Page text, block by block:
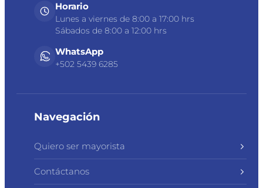
Horario
Lunes a viernes de 8:00 a 17:00 hrs
Sábados de 8:00 a 12:00 hrs
WhatsApp
+502 5439 6285
Navegación
Quiero ser mayorista
Contáctanos